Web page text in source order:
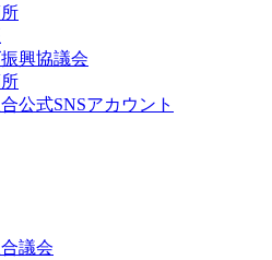
興協議会
公式SNSアカウント
議会